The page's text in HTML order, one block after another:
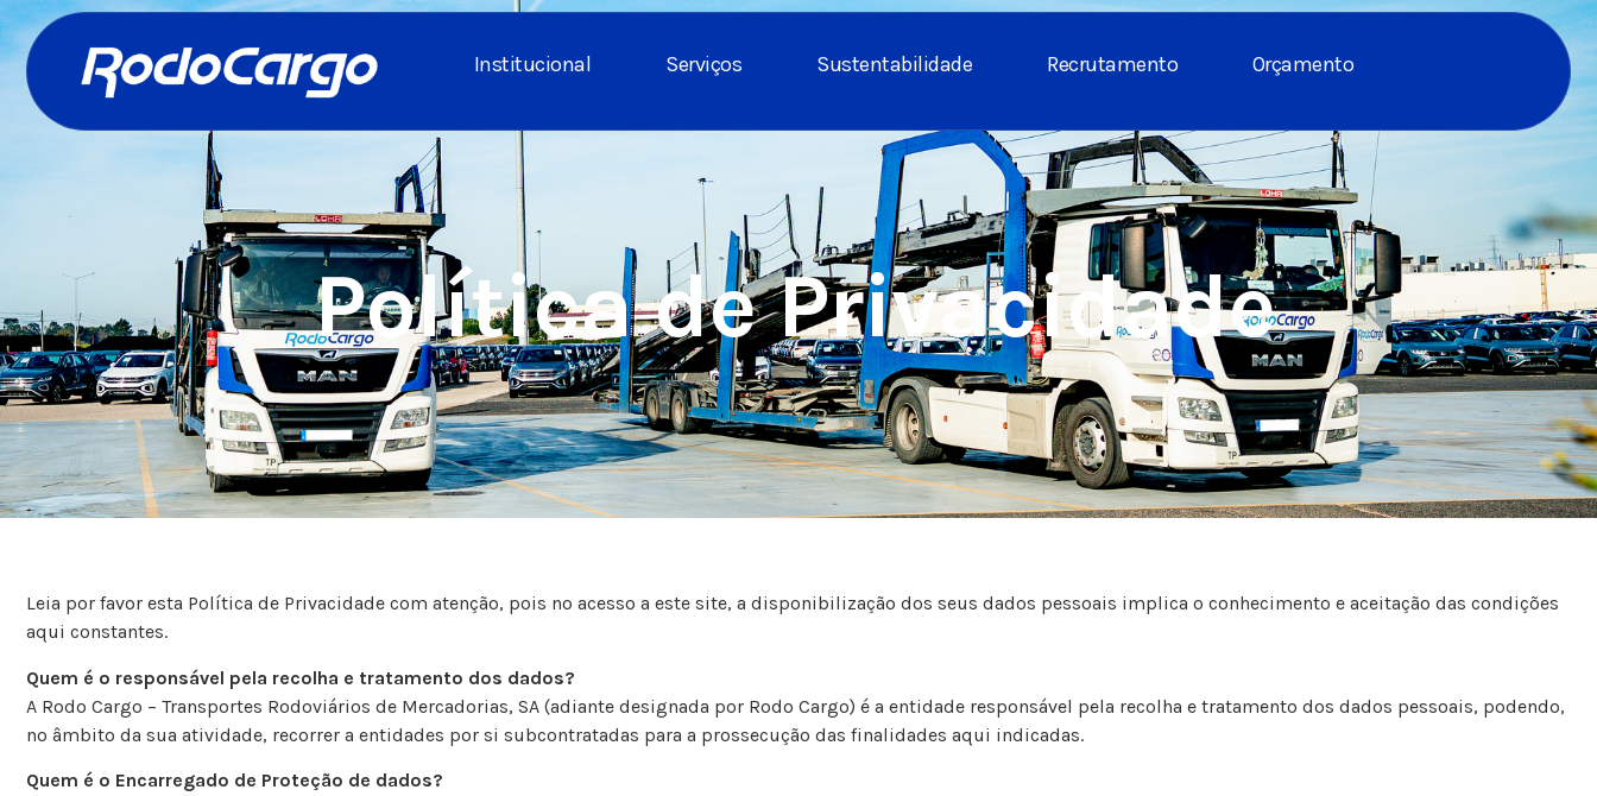
Institucional Serviços Sustentabilidade Recrutamento Orçamento
Política de Privacidade
Leia por favor esta Política de Privacidade com atenção, pois no acesso a este site, a disponibilização dos seus dados pessoais implica o conhecimento e aceitação das condições
aqui constantes.
Quem é o responsável pela recolha e tratamento dos dados?
A Rodo Cargo – Transportes Rodoviários de Mercadorias, SA (adiante designada por Rodo Cargo) é a entidade responsável pela recolha e tratamento dos dados pessoais, podendo,
no âmbito da sua atividade, recorrer a entidades por si subcontratadas para a prossecução das finalidades aqui indicadas.
Quem é o Encarregado de Proteção de dados?